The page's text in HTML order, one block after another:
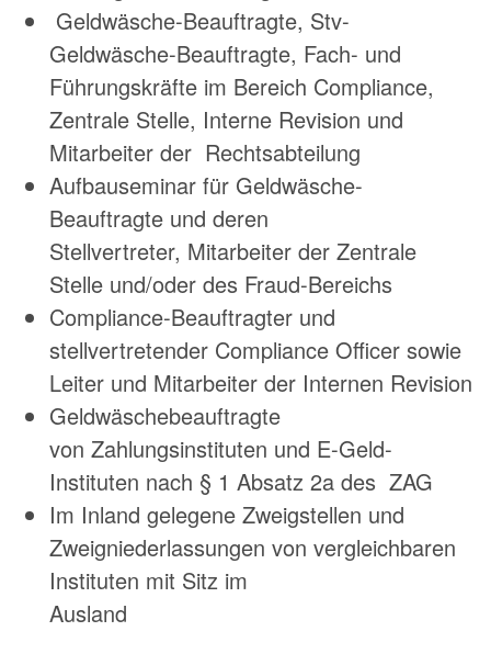
Geldwäsche-Beauftragte, Stv-
Geldwäsche-Beauftragte, Fach- und
Führungskräfte im Bereich Compliance,
Zentrale Stelle, Interne Revision und
Mitarbeiter der Rechtsabteilung
Aufbauseminar für Geldwäsche-
Beauftragte und deren
Stellvertreter, Mitarbeiter der Zentrale
Stelle und/oder des Fraud-Bereichs
Compliance-Beauftragter und
stellvertretender Compliance Officer sowie
Leiter und Mitarbeiter der Internen Revision
Geldwäschebeauftragte
von Zahlungsinstituten und E-Geld-
Instituten nach § 1 Absatz 2a des ZAG
Im Inland gelegene Zweigstellen und
Zweigniederlassungen von vergleichbaren
Instituten mit Sitz im
Ausland